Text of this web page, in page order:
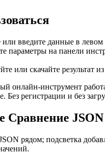
или введите данные в левом
параметры на панели
или скачайте результат
онлайн‑инструмент
Без регистрации и без
Сравнение JSON
рядом; подсветка